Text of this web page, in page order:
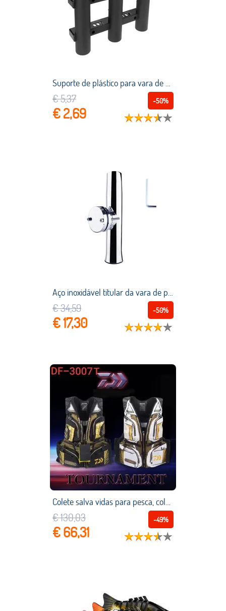
Suporte de plástico para vara de pesca, 3 tubos de conexão, tomada para caixa de pesca marinha, caixa de caiaque, barco e iate
-50%
€ 5,37
€ 2,69
Aço inoxidável titular da vara de pesca ferroviário montado 360 graus ajustável destacável pólo rack ao ar livre caiaque suporte ferramentas acessórios
-50%
€ 34,59
€ 17,30
Colete salva vidas para pesca, colete com luz de cautela para salva vidas pesca ao ar livre colete de alto flutuação colete com muitos bolsos colete para pesca, novo, 2020
-49%
€ 130,03
€ 66,31